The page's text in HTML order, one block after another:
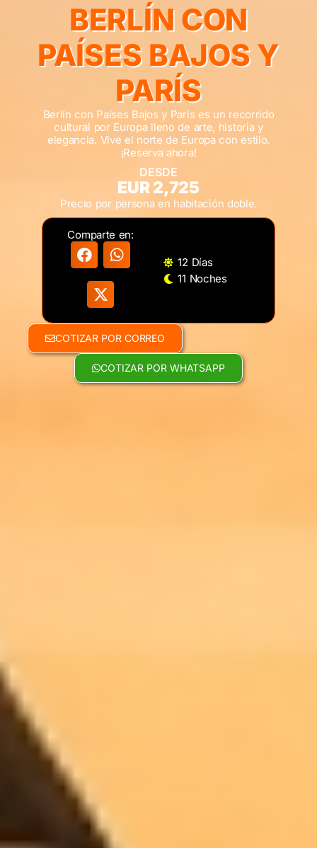
BERLÍN CON
PAÍSES BAJOS Y
PARÍS
Berlín con Países Bajos y París es un recorrido
cultural por Europa lleno de arte, historia y
elegancia. Vive el norte de Europa con estilo.
¡Reserva ahora!
DESDE
EUR 2,725
Precio por persona en habitación doble.
Comparte en:
12 Días
11 Noches
COTIZAR POR CORREO
COTIZAR POR WHATSAPP